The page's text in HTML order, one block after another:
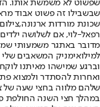
שפשוט לא משמשת אותו.
שבשבילו זה פשוט אבוד
שכונת מורדות
רפאל-לוי, אם לשלושה
מדובר באתגר משמעותי
למילואימניק המשאבים
וברגע שמישהו מאיתנו
ואחרות להסתדר ולמצוא
שלהם מלווה בחצי שעה של
במהלך חצי השנה החולפת